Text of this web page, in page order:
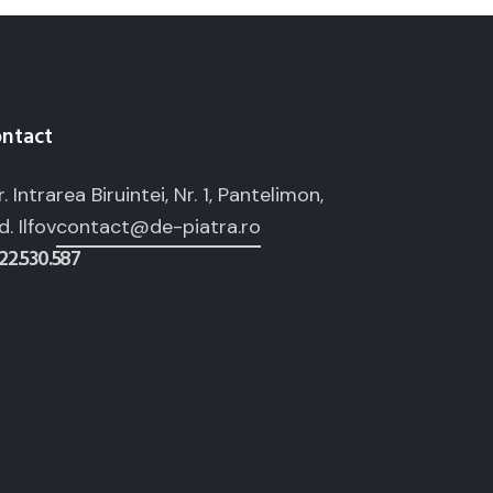
Intrarea Biruintei, Nr. 1, Pantelimon,
Ilfovcontact@de-piatra.ro